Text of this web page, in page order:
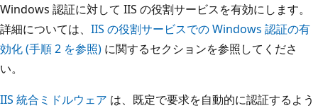
Windows 認証に対して IIS の役割サービスを有効にします。
詳細については、 IIS の役割サービスでの Windows 認証の有
効化 (手順 2 を参照) に関するセクションを参照してくださ
い。
IIS 統合ミドルウェア は、既定で要求を自動的に認証するよう